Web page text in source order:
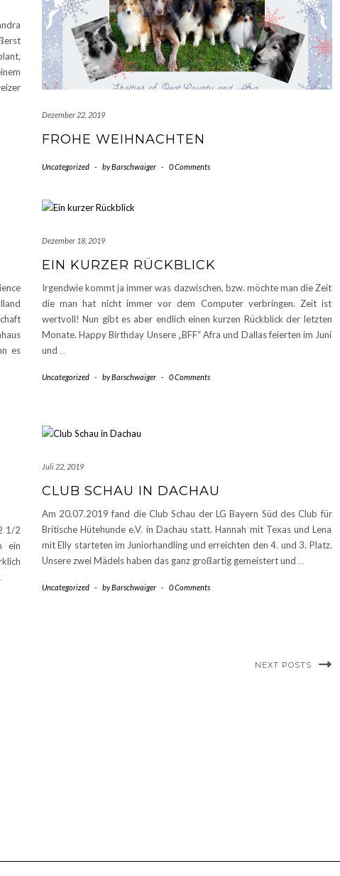
Dezember 22, 2019
FROHE WEIHNACHTEN
Uncategorized - byBarschwaiger - 0 Comments
es
Dezember 18, 2019
EIN KURZER RÜCKBLICK
Irgendwie kommt ja immer was dazwischen, bzw. möchte man die Zeit
die man hat nicht immer vor dem Computer verbringen. Zeit ist
wertvoll! Nun gibt es aber endlich einen kurzen Rückblick der letzten
Monate. Happy Birthday Unsere „BFF“ Afra und Dallas feierten im Juni
und …
Uncategorized - byBarschwaiger - 0 Comments
1/2
ein
Juli 22, 2019
CLUB SCHAU IN DACHAU
Am 20.07.2019 fand die Club Schau der LG Bayern Süd des Club für
Britische Hütehunde e.V. in Dachau statt. Hannah mit Texas und Lena
mit Elly starteten im Juniorhandling und erreichten den 4. und 3. Platz.
Unsere zwei Mädels haben das ganz großartig gemeistert und …
Uncategorized - byBarschwaiger - 0 Comments
NEXT POSTS